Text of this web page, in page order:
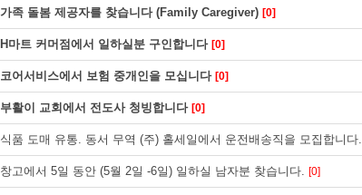
가족 돌봄 제공자를 찾습니다 (Family Caregiver) [0]
H마트 커머점에서 일하실분 구인합니다 [0]
코어서비스에서 보험 중개인을 모십니다 [0]
부활이 교회에서 전도사 청빙합니다 [0]
식품 도매 유통. 동서 무역 (주) 홀세일에서 운전배송직을 모집합니다.
창고에서 5일 동안 (5월 2일 -6일) 일하실 남자분 찾습니다. [0]